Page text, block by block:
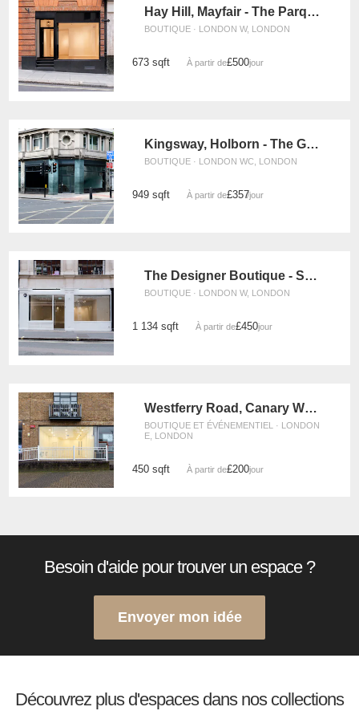
Hay Hill, Mayfair - The Parquet Store
BOUTIQUE · LONDON W, LONDON
673 sqft À partir de£500/jour
Kingsway, Holborn - The Georgian Corner
BOUTIQUE · LONDON WC, LONDON
949 sqft À partir de£357/jour
The Designer Boutique - Soho
BOUTIQUE · LONDON W, LONDON
1 134 sqft À partir de£450/jour
Westferry Road, Canary Wharf - The Quayside Space
BOUTIQUE ET ÉVÉNEMENTIEL · LONDON
E, LONDON
450 sqft À partir de£200/jour
Besoin d'aide pour trouver un espace ?
Envoyer mon idée
Découvrez plus d'espaces dans nos collections